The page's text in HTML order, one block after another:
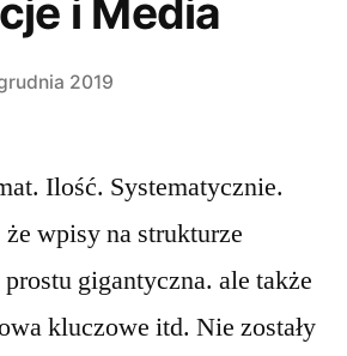
i Media
2019
Ilość. Systematycznie.
wpisy na strukturze
gigantyczna. ale także
kluczowe itd. Nie zostały